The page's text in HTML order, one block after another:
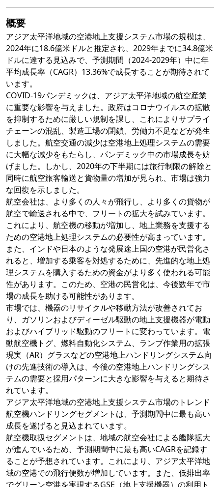
概要
アジア太平洋地域の空港地上支援システム市場の規模は、
2024年に18.6億米ドルと推定され、2029年までに34.8億米
ドルに達する見込みで、予測期間（2024-2029年）中に年
平均成長率（CAGR）13.36%で成長することが期待されて
います。
COVID-19パンデミックは、アジア太平洋地域の航空産業
に重要な影響を与えました。政府はコロナウイルスの拡散
を抑制するために厳しい規制を課し、これによりサプライ
チェーンの混乱、製造工場の閉鎖、労働力不足などが発生
しました。航空交通の減少は空港地上処理システムの需要
に大幅な減少をもたらし、パンデミック中の市場成長を妨
げました。しかし、2020年の下半期には旅行制限の解除と
同時に航空旅客輸送と貨物量の増加が見られ、市場は強力
な回復を示しました。
航空会社は、より多くの人々が飛行し、より多くの貨物が
航空で輸送される中で、フリートの拡大を試みています。
これにより、航空機の移動が増加し、地上業務を支援する
ための空港地上処理システムの必要性が高まっています。
また、インドや日本のような発展途上国の空港が民営化さ
れると、増加する乗客を対処するために、先進的な地上処
理システムを購入するための資金がより多く使われる可能
性があります。このため、空港の民営化は、今後数年で市
場の成長を助ける可能性があります。
市場では、機器のリサイクルや移動方法が改善されてお
り、ガソリンおよびディーゼル駆動の地上支援機器が電動
およびハイブリッド駆動のフリートに変わっています。電
動航空機トグ、燃料自動化システム、ランプ作業用の拡張
現実（AR）グラスなどの空港地上ハンドリングシステム向
けの先進技術の導入は、今後の空港地上ハンドリングシス
テムの需要と採用パターンに大きな影響を与えると期待さ
れています。
アジア太平洋地域の空港地上支援システム市場のトレンド
航空機ハンドリングセグメントは、予測期間中に最も高い
成長を遂げると見込まれています。
航空機取扱セグメントは、地域の航空会社による艦隊拡大
が進んでいるため、予測期間中に最も高いCAGRを記録す
ることが予想されています。これにより、アジア太平洋地
域の空港での飛行便数が増加しています。また、低排出率
でグリーン空港を実現するGSE（地上支援機器）の利用ト